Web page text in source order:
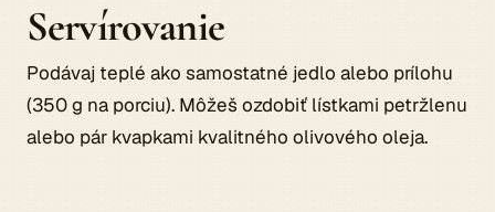
Servírovanie
Podávaj teplé ako samostatné jedlo alebo prílohu
(350 g na porciu). Môžeš ozdobiť lístkami petržlenu
alebo pár kvapkami kvalitného olivového oleja.